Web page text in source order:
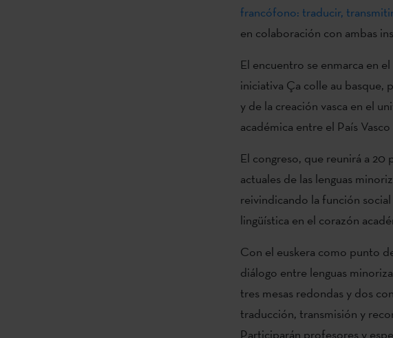
francófono: traducir,
en colaboración con ambas
El encuentro se enmarca en
iniciativa Ça colle au basque,
y de la creación vasca en el
académica entre el País
El congreso, que reunirá a
actuales de las lenguas
reivindicando la función
lingüística en el corazón
Con el euskera como punto
diálogo entre lenguas
tres mesas redondas y dos
traducción, transmisión y
Participarán profesores y